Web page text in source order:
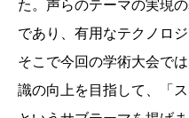
た。声らのテーマの実現
であり、有用なテクノロ
そこで今回の学術大会で
識の向上を目指して、「